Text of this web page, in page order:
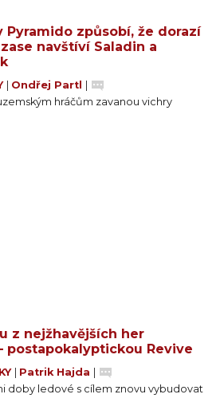
Pyramido způsobí, že dorazí
navštíví Saladin a
Ondřej Partl
hráčům zavanou vichry
z nejžhavějších her
postapokalyptickou Revive
Patrik Hajda
doby ledové s cílem znovu vybudovat